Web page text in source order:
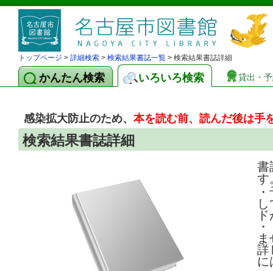
トップページ > 詳細検索 > 検索結果書誌一覧 > 検索結果書誌詳細
かんたん検索 いろいろ検索 貸出・
感染拡大防止のため、本を読む前、読んだ後は手
検索結果書誌詳細
書
す
詳
に